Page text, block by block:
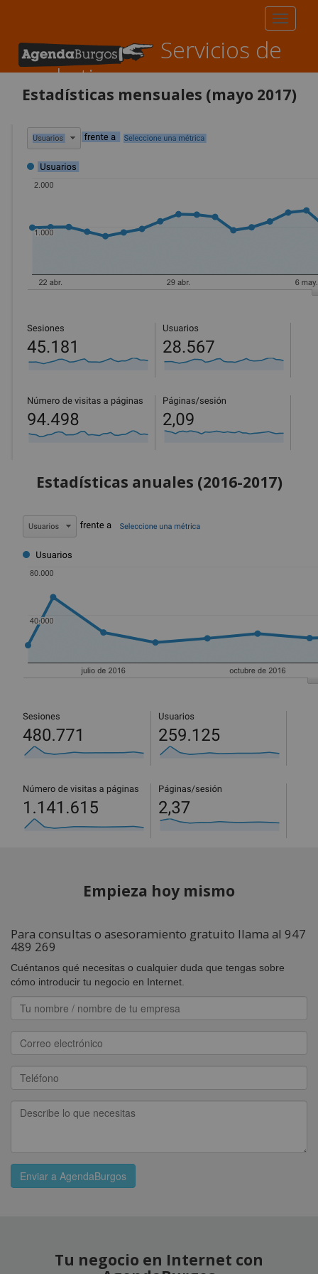
Toggle
Servicios de
marketing
Estadísticas mensuales (mayo 2017)
Estadísticas anuales (2016-2017)
Empieza hoy mismo
Para consultas o asesoramiento gratuito llama al 947
489 269
Cuéntanos qué necesitas o cualquier duda que tengas sobre
cómo introducir tu negocio en Internet.
Enviar a AgendaBurgos
Tu negocio en Internet con